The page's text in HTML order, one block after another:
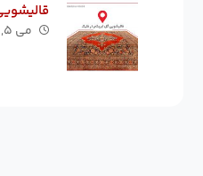
می ۵, ۲۰۲۵